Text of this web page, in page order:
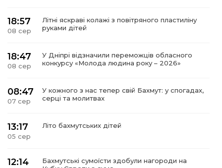
18:57
08 сер
Літні яскраві колажі з повітряного пластиліну
руками дітей
18:47
08 сер
У Дніпрі відзначили переможців обласного
конкурсу «Молода людина року – 2026»
08:47
07 сер
У кожного з нас тепер свій Бахмут: у спогадах,
серці та молитвах
13:17
05 сер
Літо бахмутських дітей
12:14
Бахмутські сумоїсти здобули нагороди на